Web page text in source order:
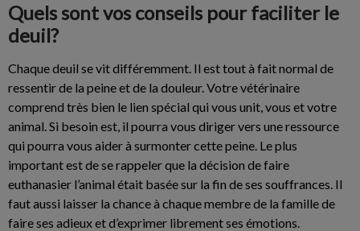
Quels sont vos conseils pour faciliter le
deuil?
Chaque deuil se vit différemment. Il est tout à fait normal de
ressentir de la peine et de la douleur. Votre vétérinaire
comprend très bien le lien spécial qui vous unit, vous et votre
animal. Si besoin est, il pourra vous diriger vers une ressource
qui pourra vous aider à surmonter cette peine. Le plus
important est de se rappeler que la décision de faire
euthanasier l’animal était basée sur la fin de ses souffrances. Il
faut aussi laisser la chance à chaque membre de la famille de
faire ses adieux et d’exprimer librement ses émotions.